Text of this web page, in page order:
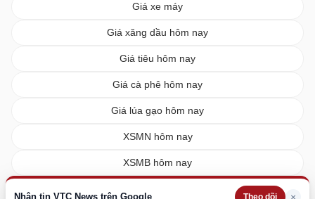
Nhận tin VTC News trên Google Theo dõi
Giá xe máy
Giá xăng dầu hôm nay
Giá tiêu hôm nay
Giá cà phê hôm nay
Giá lúa gạo hôm nay
XSMN hôm nay
XSMB hôm nay